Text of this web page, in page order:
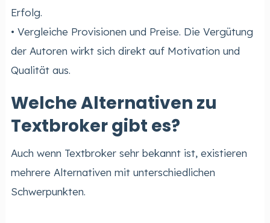
Erfolg.
• Vergleiche Provisionen und Preise. Die Vergütung
der Autoren wirkt sich direkt auf Motivation und
Qualität aus.
Welche Alternativen zu
Textbroker gibt es?
Auch wenn Textbroker sehr bekannt ist, existieren
mehrere Alternativen mit unterschiedlichen
Schwerpunkten.